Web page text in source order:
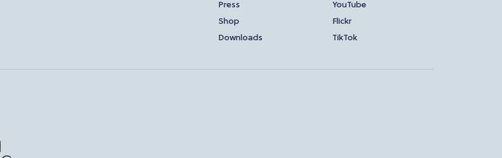
Press
Shop
Downloads
YouTube
Flickr
TikTok